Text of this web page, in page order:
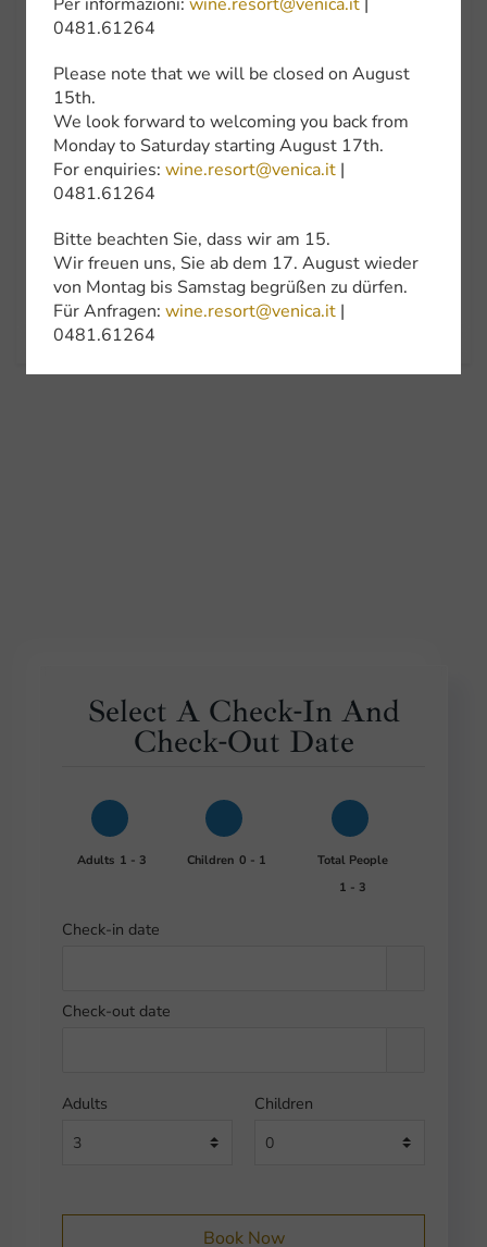
18 19 20 21 22 23
24
November2026 >
Sun Mon Tue Wed Thu Fri Sat
01
02 03 04 05 06
07
15
16 17 18 19 20
22
23 24 25 26 27
28
29
Select A Check-In And
Check-Out Date
Adults 1 - 3 Children 0 - 1
Total People
1 - 3
Check-in date
Check-out date
Adults Children
0481.61264
Please note that we will be closed on August
15th.
We look forward to welcoming you back from
Monday to Saturday starting August 17th.
For enquiries: wine.resort@venica.it |
0481.61264
Bitte beachten Sie, dass wir am 15.
Wir freuen uns, Sie ab dem 17. August wieder
von Montag bis Samstag begrüßen zu dürfen.
Für Anfragen: wine.resort@venica.it |
0481.61264